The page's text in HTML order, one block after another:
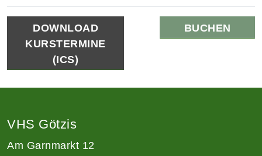
DOWNLOAD
KURSTERMINE
(ICS)
BUCHEN
VHS Götzis
Am Garnmarkt 12